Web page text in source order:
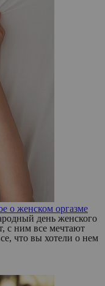
о женском оргазме
день женского
с ним все мечтают
что вы хотели о нем